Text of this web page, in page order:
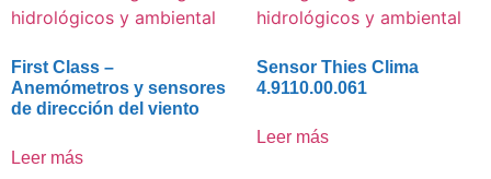
First Class –
Anemómetros y sensores
de dirección del viento
Leer más
Sensor Thies Clima
4.9110.00.061
Leer más